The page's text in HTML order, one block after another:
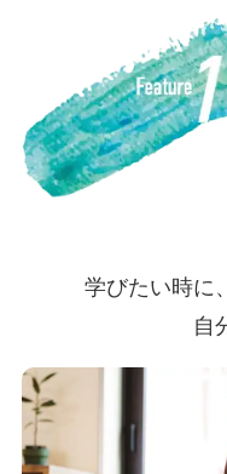
学びたい時に
自